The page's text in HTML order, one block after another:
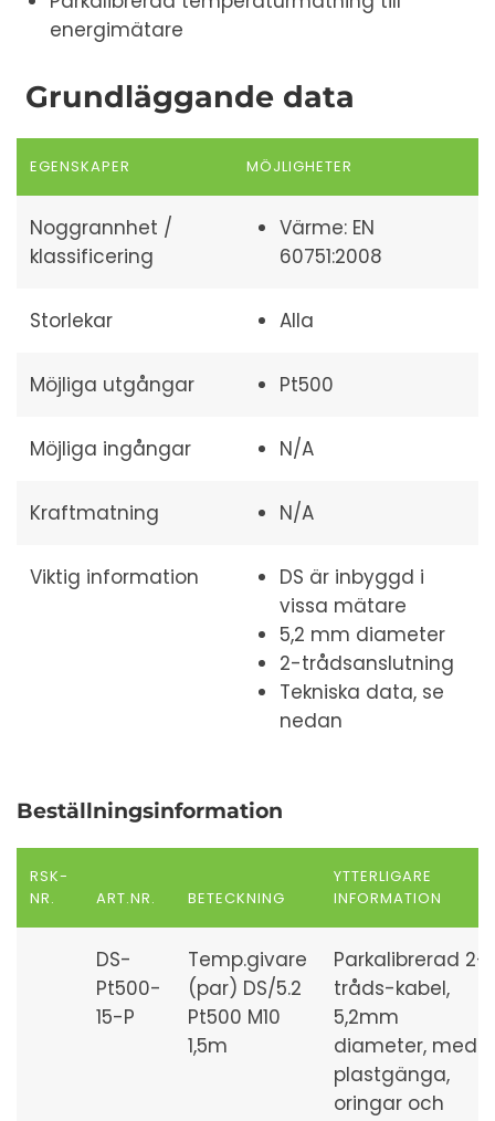
energimätare
Grundläggande data
EGENSKAPER MÖJLIGHETER
Noggrannhet /
klassificering
Värme: EN
60751:2008
Storlekar Alla
Möjliga utgångar Pt500
Möjliga ingångar N/A
Kraftmatning N/A
Viktig information
DS är inbyggd i
vissa mätare
5,2 mm diameter
2-trådsanslutning
Tekniska data, se
nedan
Beställningsinformation
RSK-
NR.
ART.NR. BETECKNING
YTTERLIGARE
INFORMATION
DS-
Pt500-
15-P
Temp.givare
(par) DS/5.2
Pt500 M10
1,5m
Parkalibrerad 2-
tråds-kabel,
5,2mm
diameter, med
plastgänga,
oringar och